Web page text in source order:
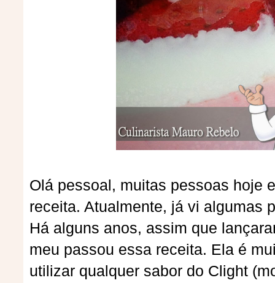
Olá pessoal, muitas pessoas hoje
receita. Atualmente, já vi algumas
Há alguns anos, assim que
meu passou essa receita. Ela é
utilizar qualquer sabor do Clight